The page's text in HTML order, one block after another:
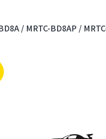
/ MRTC-BD8AP /